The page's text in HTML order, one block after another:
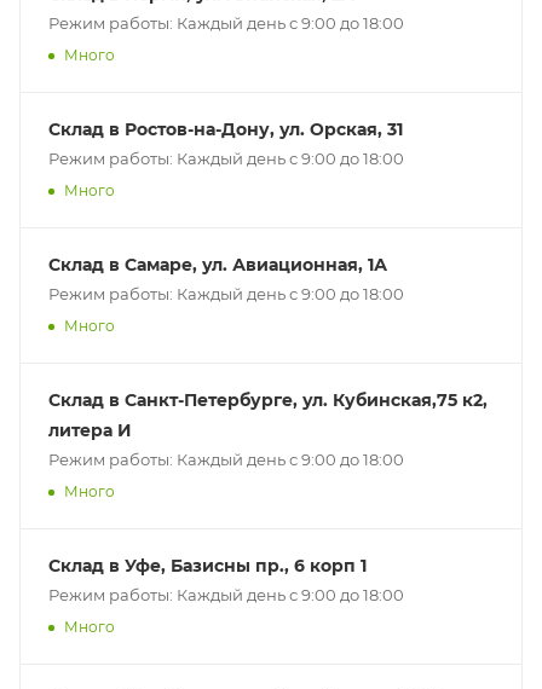
Режим работы: Каждый день с 9:00 до 18:00
Много
Склад в Ростов-на-Дону, ул. Орская, 31
Режим работы: Каждый день с 9:00 до 18:00
Много
Склад в Самаре, ул. Авиационная, 1А
Режим работы: Каждый день с 9:00 до 18:00
Много
Склад в Санкт-Петербурге, ул. Кубинская,75 к2,
литера И
Режим работы: Каждый день с 9:00 до 18:00
Много
Склад в Уфе, Базисны пр., 6 корп 1
Режим работы: Каждый день с 9:00 до 18:00
Много